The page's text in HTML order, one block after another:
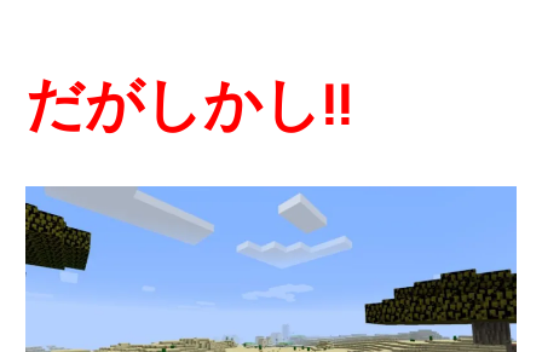
だがしかし!!